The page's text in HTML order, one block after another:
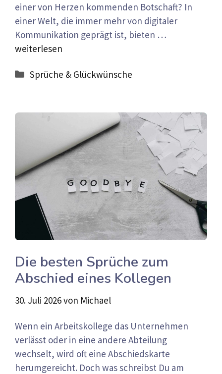
einer von Herzen kommenden Botschaft? In
einer Welt, die immer mehr von digitaler
Kommunikation geprägt ist, bieten …
weiterlesen
Kategorien
Sprüche & Glückwünsche
Die besten Sprüche zum
Abschied eines Kollegen
30. Juli 2026von Michael
Wenn ein Arbeitskollege das Unternehmen
verlässt oder in eine andere Abteilung
wechselt, wird oft eine Abschiedskarte
herumgereicht. Doch was schreibst Du am